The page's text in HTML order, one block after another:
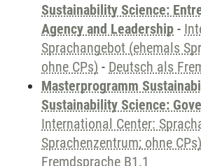
Sustainability Science:
Agency and Leadership -
Sprachangebot (ehemals
ohne CPs) - Deutsch als
Masterprogramm
Sustainability Science:
International Center:
Sprachenzentrum; ohne CPs)
Fremdsprache B1.1